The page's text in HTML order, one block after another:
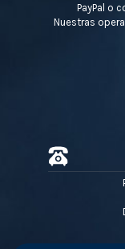
PayPal o
Nuestras